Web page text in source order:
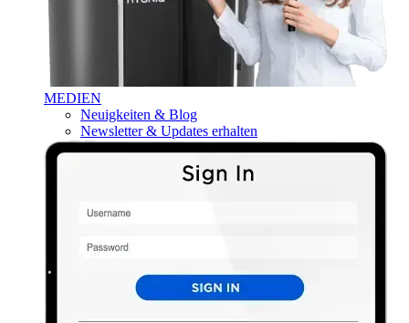
MEDIEN
Neuigkeiten & Blog
Newsletter & Updates erhalten